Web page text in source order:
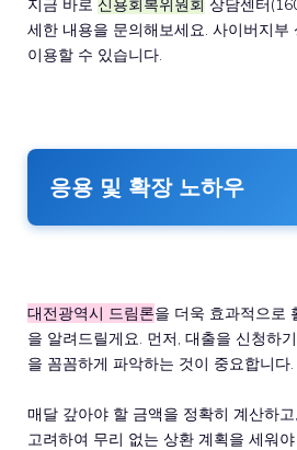
지금 바로 신용회복위원회 상담센터
세한 내용을 문의해보세요. 사이버지부
이용할 수 있습니다.
응용 및 확장 노하우
대전광역시 드림론을 더욱 효과적으로
을 알려드릴게요. 먼저, 대출을 신청하
을 꼼꼼하게 파악하는 것이 중요합니다.
매달 갚아야 할 금액을 정확히 계산하
고려하여 무리 없는 상환 계획을 세워